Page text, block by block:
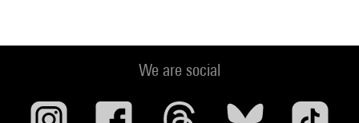
We are social